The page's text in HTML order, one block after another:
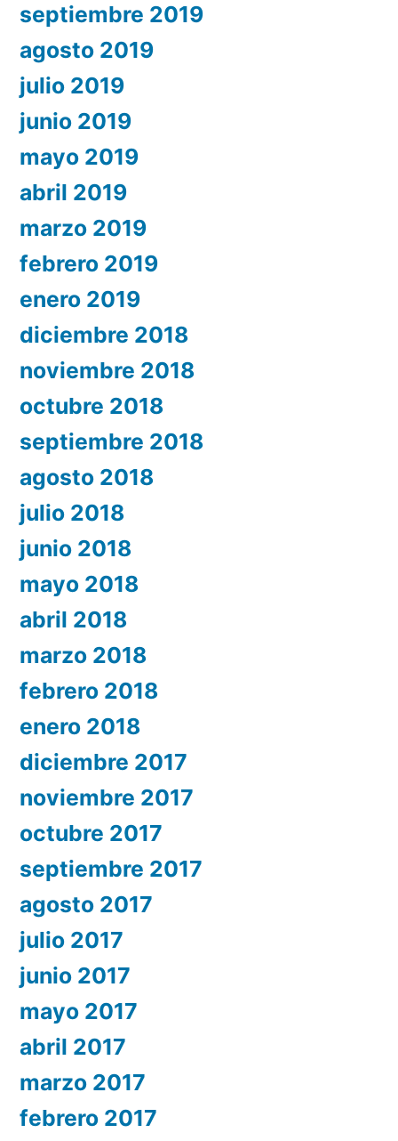
septiembre 2019
agosto 2019
julio 2019
junio 2019
mayo 2019
abril 2019
marzo 2019
febrero 2019
enero 2019
diciembre 2018
noviembre 2018
octubre 2018
septiembre 2018
agosto 2018
julio 2018
junio 2018
mayo 2018
abril 2018
marzo 2018
febrero 2018
enero 2018
diciembre 2017
noviembre 2017
octubre 2017
septiembre 2017
agosto 2017
julio 2017
junio 2017
mayo 2017
abril 2017
marzo 2017
febrero 2017